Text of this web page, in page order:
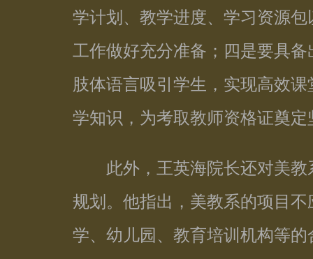
学计划、教学进度、学习资源
工作做好充分准备；四是要具
肢体语言吸引学生，实现高效
学知识，为考取教师资格证奠定
此外，王英海院长还对美教
规划。他指出，美教系的项目
学、幼儿园、教育培训机构等